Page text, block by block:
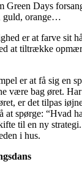
Green Days
guld, orange…
er at farve sit
at tiltrække
er at få sig en
være bag øret.
er det tilpas
at spørge: “Hvad
til en ny
i hus.